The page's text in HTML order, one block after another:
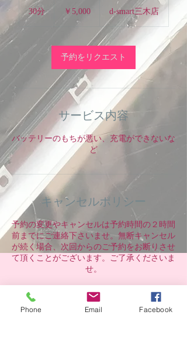
30分3
￥5,000 d-smart三木店
予約をリクエスト
サービス内容
バッテリーのもちが悪い、充電ができないな
ど
キャンセルポリシー
予約の変更やキャンセルは予約時間の２時間
前までにご連絡下さいませ。無断キャンセル
が続く場合、次回からのご予約をお断りさせ
て頂くことがございます。ご了承くださいま
せ。
Phone Email Facebook